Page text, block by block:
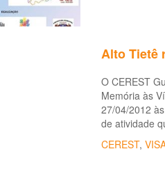
Alto Tietê
O CEREST
Memória às
27/04/2012
de atividade
CEREST,